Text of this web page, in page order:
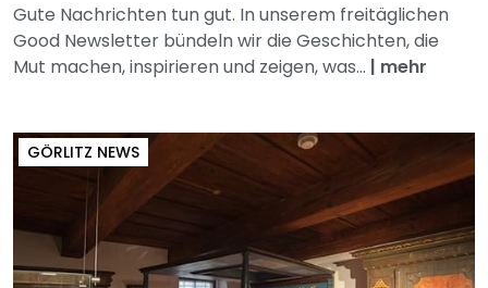
Gute Nachrichten tun gut. In unserem freitäglichen
Good Newsletter bündeln wir die Geschichten, die
Mut machen, inspirieren und zeigen, was... | mehr
GÖRLITZ NEWS